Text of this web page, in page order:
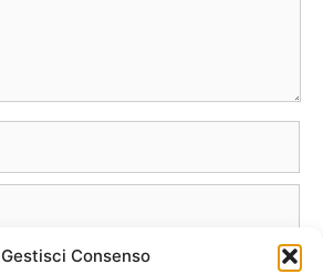
Gestisci Consenso